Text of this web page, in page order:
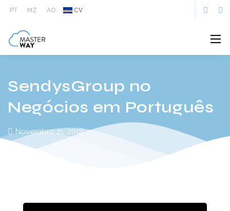
PT MZ AO CV
SendysGroup no
Negócios em Português
Novembro 21, 2018